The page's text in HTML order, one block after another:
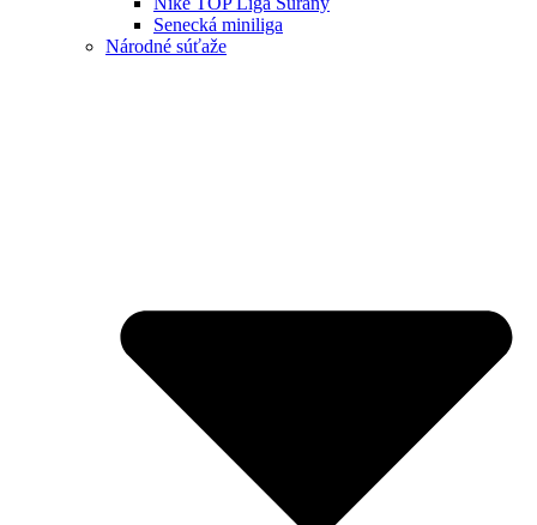
Senecká miniliga
Národné súťaže